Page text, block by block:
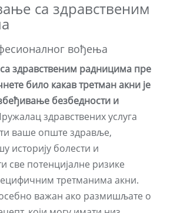
са здравственим
вођења
здравственим радницима пре
било какав третман акни је
безбедности и
здравствених услуга
ваше опште здравље,
историју болести и
све потенцијалне ризике
третманима акни.
важан ако размишљате о